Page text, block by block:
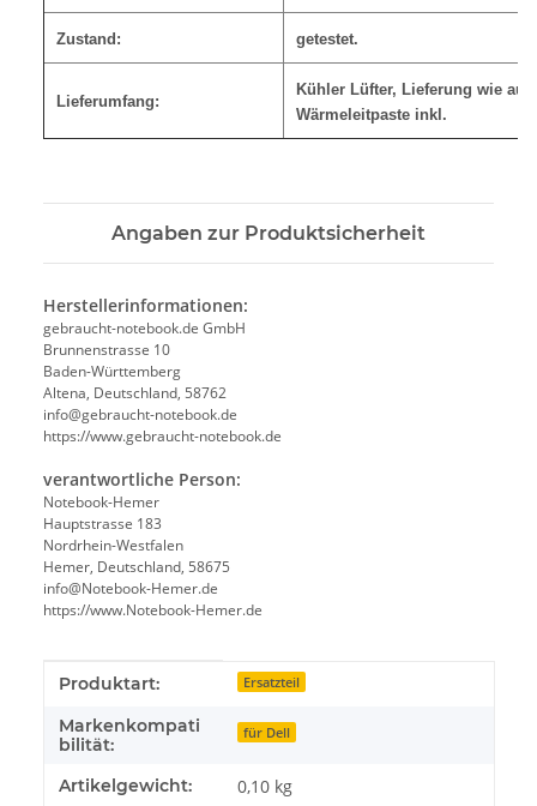
Zustand: getestet.
Lieferumfang:
Kühler Lüfter, Lieferung wie auf
Wärmeleitpaste inkl.
Angaben zur Produktsicherheit
Herstellerinformationen:
gebraucht-notebook.de GmbH
Brunnenstrasse 10
Baden-Württemberg
Altena, Deutschland, 58762
info@gebraucht-notebook.de
https://www.gebraucht-notebook.de
verantwortliche Person:
Notebook-Hemer
Hauptstrasse 183
Nordrhein-Westfalen
Hemer, Deutschland, 58675
info@Notebook-Hemer.de
https://www.Notebook-Hemer.de
Produkteigenschaft
Wert
Produktart: Ersatzteil
Markenkompati
bilität:
für Dell
Artikelgewicht: 0,10 kg